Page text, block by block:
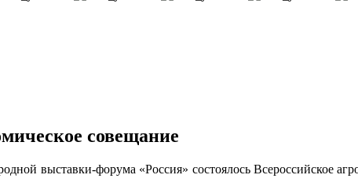
совещание
выставки-форума «Россия» состоялось